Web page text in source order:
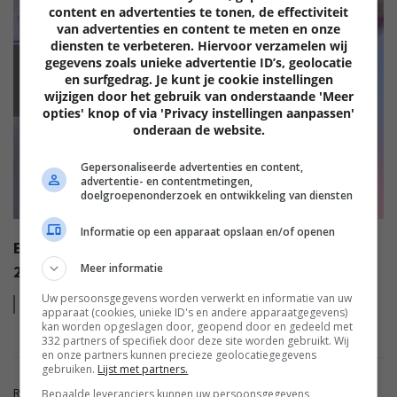
EISA AWARDS: WAT ZIJN DE BESTE PRODUCTEN VAN
2022?
Leesmeer
content en advertenties te tonen, de effectiviteit
van advertenties en content te meten en onze
diensten te verbeteren. Hiervoor verzamelen wij
gegevens zoals unieke advertentie ID’s, geolocatie
en surfgedrag. Je kunt je cookie instellingen
wijzigen door het gebruik van onderstaande 'Meer
opties' knop of via 'Privacy instellingen aanpassen'
onderaan de website.
Gepersonaliseerde advertenties en content,
advertentie- en contentmetingen,
doelgroepenonderzoek en ontwikkeling van diensten
Informatie op een apparaat opslaan en/of openen
Meer informatie
Uw persoonsgegevens worden verwerkt en informatie van uw
apparaat (cookies, unieke ID's en andere apparaatgegevens)
kan worden opgeslagen door, geopend door en gedeeld met
332 partners of specifiek door deze site worden gebruikt. Wij
en onze partners kunnen precieze geolocatiegegevens
gebruiken. Lijst met partners.
Bepaalde leveranciers kunnen uw persoonsgegevens